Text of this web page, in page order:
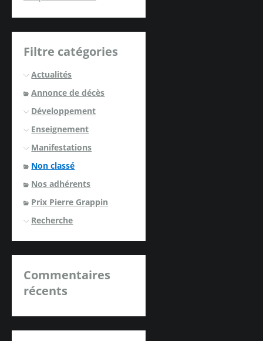
Filtre catégories
Actualités
Annonce de décès
Développement
Enseignement
Manifestations
Non classé
Nos adhérents
Prix Pierre Grappin
Recherche
Commentaires
récents